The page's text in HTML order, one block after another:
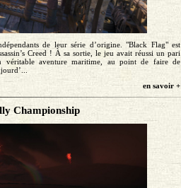
de leur série d’origine. "Black Flag" est
Creed ! À sa sortie, le jeu avait réussi un pari
véritable aventure maritime, au point de faire de
en savoir +
Championship